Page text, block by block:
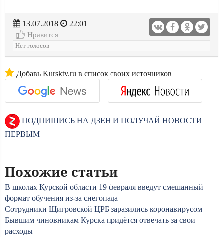
13.07.2018
22:01
Нравится
Нет голосов
Добавь Kursktv.ru в список своих источников
ПОДПИШИСЬ НА ДЗЕН И ПОЛУЧАЙ НОВОСТИ
ПЕРВЫМ
Похожие статьи
В школах Курской области 19 февраля введут смешанный
формат обучения из-за снегопада
Сотрудники Щигровской ЦРБ заразились коронавирусом
Бывшим чиновникам Курска придётся отвечать за свои
расходы